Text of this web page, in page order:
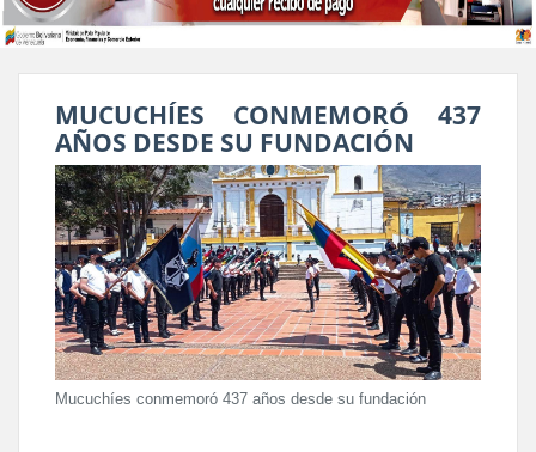
MUCUCHÍES CONMEMORÓ 437
AÑOS DESDE SU FUNDACIÓN
Mucuchíes conmemoró 437 años desde su fundación